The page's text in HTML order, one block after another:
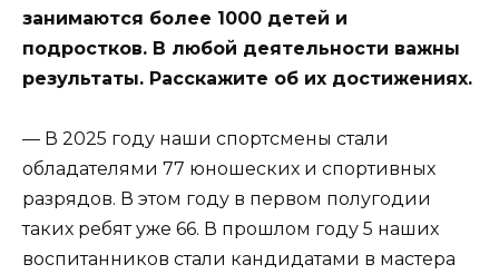
занимаются более 1000 детей и
подростков. В любой деятельности важны
результаты. Расскажите об их достижениях.
— В 2025 году наши спортсмены стали
обладателями 77 юношеских и спортивных
разрядов. В этом году в первом полугодии
таких ребят уже 66. В прошлом году 5 наших
воспитанников стали кандидатами в мастера